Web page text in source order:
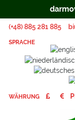
(+48) 885 281 885
SPRACHE
WÄHRUNG